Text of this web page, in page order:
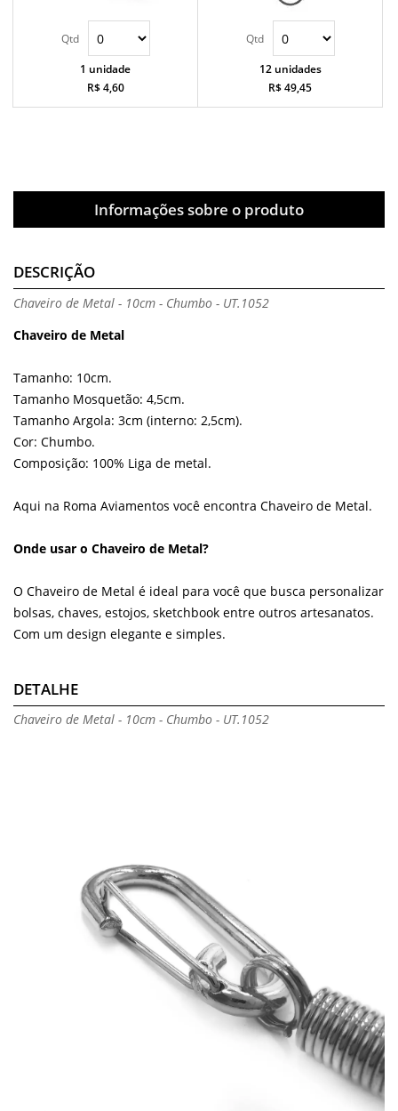
1 unidade
R$ 4,60
12 unidades
R$ 49,45
Informações sobre o produto
DESCRIÇÃO
Chaveiro de Metal - 10cm - Chumbo - UT.1052
Chaveiro de Metal
Tamanho: 10cm.
Tamanho Mosquetão: 4,5cm.
Tamanho Argola: 3cm (interno: 2,5cm).
Cor: Chumbo.
Composição: 100% Liga de metal.
Aqui na Roma Aviamentos você encontra Chaveiro de Metal.
Onde usar o Chaveiro de Metal?
O Chaveiro de Metal é ideal para você que busca personalizar
bolsas, chaves, estojos, sketchbook entre outros artesanatos.
Com um design elegante e simples.
DETALHE
Chaveiro de Metal - 10cm - Chumbo - UT.1052